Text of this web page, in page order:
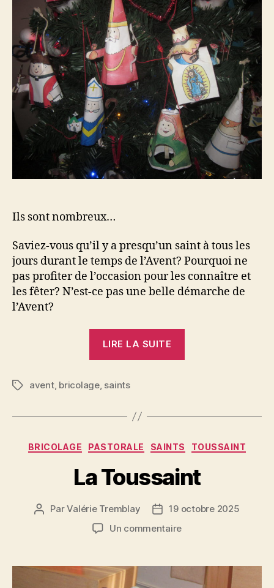
l’Avent
Ils sont nombreux…
Saviez-vous qu’il y a presqu’un saint à tous les
jours durant le temps de l’Avent? Pourquoi ne
pas profiter de l’occasion pour les connaître et
les fêter? N’est-ce pas une belle démarche de
l’Avent?
LIRE LA SUITE
Étiquettes
avent, bricolage, saints
Catégories
BRICOLAGE PASTORALE SAINTS TOUSSAINT
La Toussaint
Auteur
ParValérie Tremblay
Date
de
19 octobre 2025
Un commentairesur